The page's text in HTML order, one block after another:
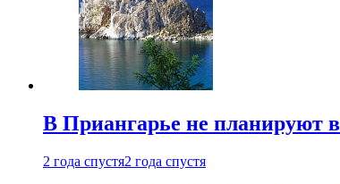
В Приангарье не планируют
2 года спустя2 года спустя